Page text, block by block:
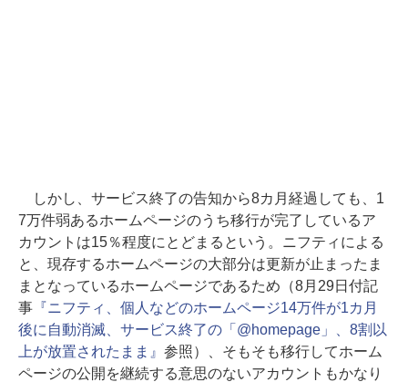
しかし、サービス終了の告知から8カ月経過しても、1
7万件弱あるホームページのうち移行が完了しているア
カウントは15％程度にとどまるという。ニフティによる
と、現存するホームページの大部分は更新が止まったま
まとなっているホームページであるため（8月29日付記
事 『ニフティ、個人などのホームページ14万件が1カ月
後に自動消滅、サービス終了の「@homepage」、8割以
上が放置されたまま』 参照）、そもそも移行してホーム
ページの公開を継続する意思のないアカウントもかなり